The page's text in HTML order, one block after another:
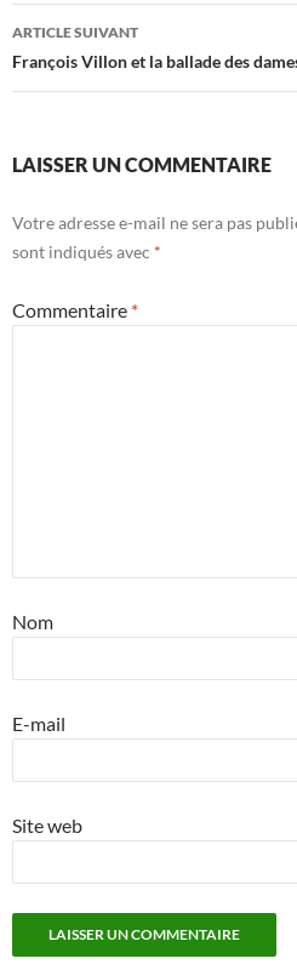
articles
ARTICLE SUIVANT
François Villon et la ballade des
LAISSER UN COMMENTAIRE
Votre adresse e-mail ne sera pas
sont indiqués avec *
Commentaire *
Nom
E-mail
Site web